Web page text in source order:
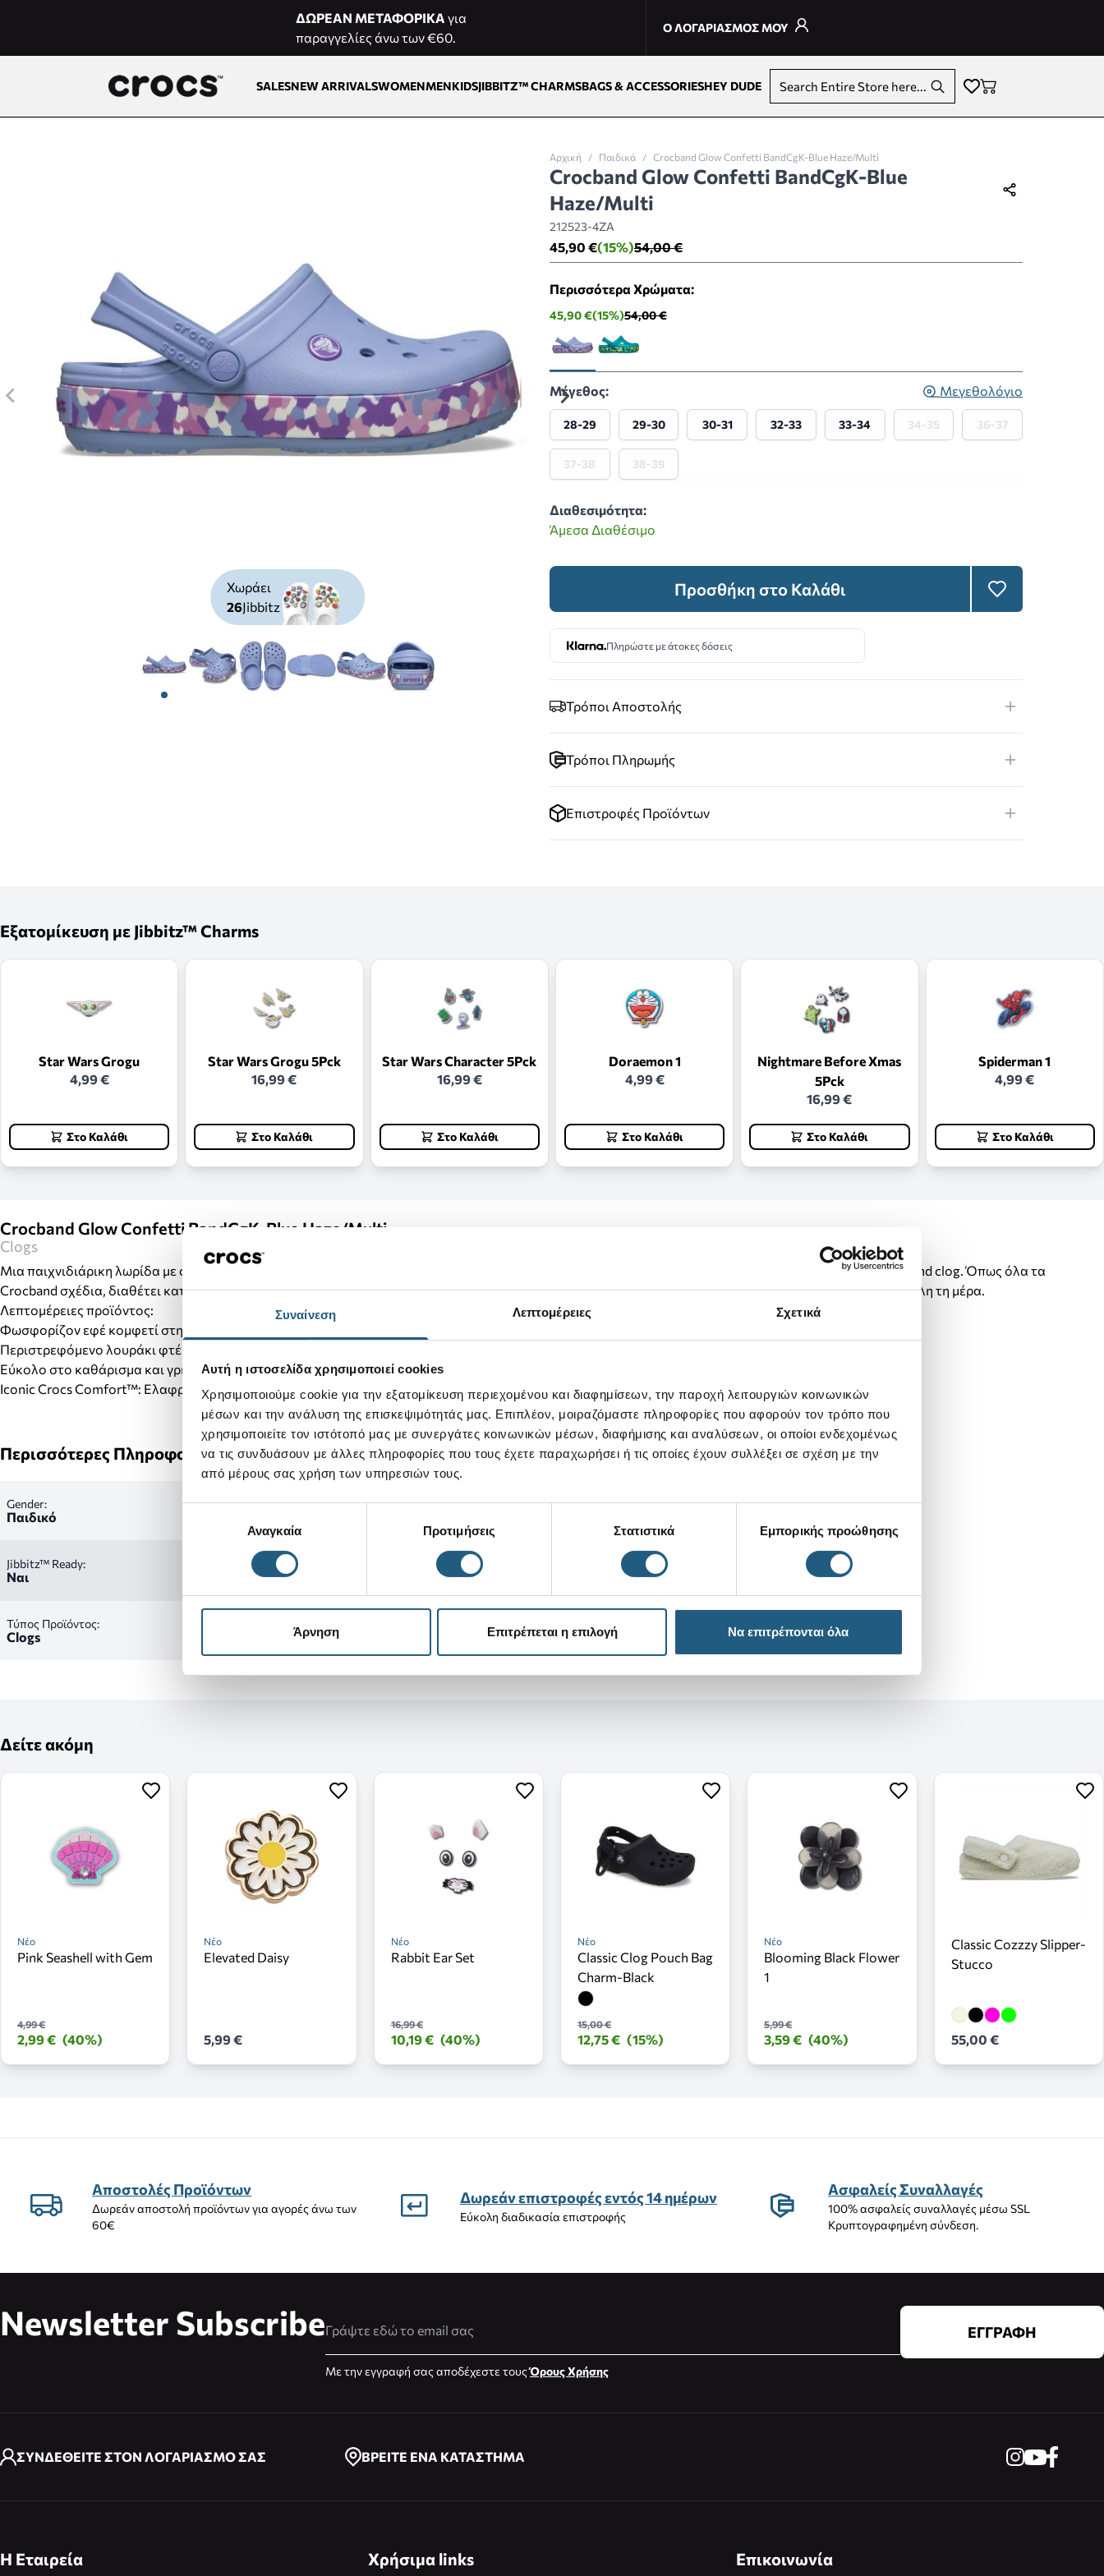
Συναίνεση Λεπτομέρειες Σχετικά
Αυτή η ιστοσελίδα χρησιμοποιεί cookies
Χρησιμοποιούμε cookie για την εξατομίκευση περιεχομένου και διαφημίσεων, την παροχή λειτουργιών κοινωνικών
μέσων και την ανάλυση της επισκεψιμότητάς μας. Επιπλέον, μοιραζόμαστε πληροφορίες που αφορούν τον τρόπο που
χρησιμοποιείτε τον ιστότοπό μας με συνεργάτες κοινωνικών μέσων, διαφήμισης και αναλύσεων, οι οποίοι ενδεχομένως
να τις συνδυάσουν με άλλες πληροφορίες που τους έχετε παραχωρήσει ή τις οποίες έχουν συλλέξει σε σχέση με την
από μέρους σας χρήση των υπηρεσιών τους.
συγκατάθεσηςΑναγκαία Προτιμήσεις Στατιστικά Εμπορικής προώθησης
Άρνηση Επιτρέπεται η επιλογή Να επιτρέπονται όλα
ΔΩΡΕΑΝ ΜΕΤΑΦΟΡΙΚΑ για
παραγγελίες άνω των €60.
Ο ΛΟΓΑΡΙΑΣΜΟΣ ΜΟΥ
SALESNEW ARRIVALSWOMENMENKIDSJIBBITZ™ CHARMSBAGS & ACCESSORIESHEY DUDE Search Entire Store here...
Χωράει
26Jibbitz
View larger image
View larger imageView larger imageView larger image
View larger imageView larger image
Αρχική / Παιδικά / Crocband Glow Confetti BandCgK-Blue Haze/Multi
Crocband Glow Confetti BandCgK-Blue
Haze/Multi
212523-4ZA
54,00 €
(15%)
45,90 €
Περισσότερα Χρώματα:
45,90 €(15%)54,00 €
Μέγεθος: Μεγεθολόγιο
28-29 29-30 30-31 32-33 33-34 34-35 36-37
37-38 38-39
Διαθεσιμότητα:
Άμεσα Διαθέσιμο
Προσθήκη στο Καλάθι
Πληρώστε με άτοκες δόσεις
Τρόποι Αποστολής
Τρόποι Πληρωμής
Επιστροφές Προϊόντων
Εξατομίκευση με Jibbitz™ Charms
Star Wars Grogu
4,99 €
Στο Καλάθι
Star Wars Grogu 5Pck
16,99 €
Στο Καλάθι
Star Wars Character 5Pck
16,99 €
Στο Καλάθι
Doraemon 1
4,99 €
Στο Καλάθι
Nightmare Before Xmas
5Pck
16,99 €
Στο Καλάθι
Spiderman 1
4,99 €
Στο Καλάθι
Crocband Glow Confetti BandCgK-Blue Haze/Multi
Clogs
Μια παιχνιδιάρικη λωρίδα με chunky εφέ κομφετί που φωσφορίζει στο σκοτάδι προσθέτει επιπλέον στυλ σε αυτή την εκδοχή του εμβληματικού Crocband clog. Όπως όλα τα
Crocband σχέδια, διαθέτει κατασκευή από αυθεντικό αφρό Croslite™ και sporty σχεδιασμό, ενώ ο ανατομικός πάτος προσφέρει άνεση και στήριξη για όλη τη μέρα.
Λεπτομέρειες προϊόντος:
Φωσφορίζον εφέ κομφετί στη λωρίδα
Περιστρεφόμενο λουράκι φτέρνας για πιο σταθερή εφαρμογή
Εύκολο στο καθάρισμα και γρήγορο στο στέγνωμα
Iconic Crocs Comfort™: Ελαφρύ. Εύκαμπτο. Άνεση 360°
Περισσότερες Πληροφορίες
Gender:
Παιδικό
Jibbitz™ Ready:
Ναι
Τύπος Προϊόντος:
Clogs
Δείτε ακόμη
Νέο
Pink Seashell with Gem
4,99 €
2,99 € (40%)
Νέο
Elevated Daisy
5,99 €
Νέο
Rabbit Ear Set
16,99 €
10,19 € (40%)
Νέο
Classic Clog Pouch Bag
Charm-Black
15,00 €
12,75 € (15%)
Νέο
Blooming Black Flower
1
5,99 €
3,59 € (40%)
Classic Cozzzy Slipper-
Stucco
55,00 €
Αποστολές Προϊόντων
Δωρεάν αποστολή προϊόντων για αγορές άνω των
60€
Δωρεάν επιστροφές εντός 14 ημέρων
Εύκολη διαδικασία επιστροφής
Ασφαλείς Συναλλαγές
100% ασφαλείς συναλλαγές μέσω SSL
Κρυπτογραφημένη σύνδεση.
Newsletter Subscribe
Με την εγγραφή σας αποδέχεστε τουςΌρους Χρήσης
ΕΓΓΡΑΦΗ
ΣΥΝΔΕΘΕΙΤΕ ΣΤΟΝ ΛΟΓΑΡΙΑΣΜΟ ΣΑΣ ΒΡΕΙΤΕ ΕΝΑ ΚΑΤΑΣΤΗΜΑ
Η Εταιρεία Χρήσιμα links Επικοινωνία